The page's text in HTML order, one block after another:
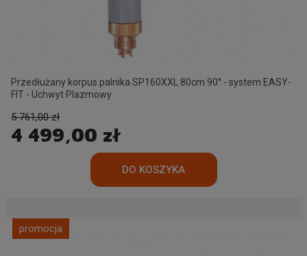
Przedłużany korpus palnika SP160XXL 80cm 90° - system EASY-
FIT - Uchwyt Plazmowy
4 499,00 zł
5 761,00 zł
promocja